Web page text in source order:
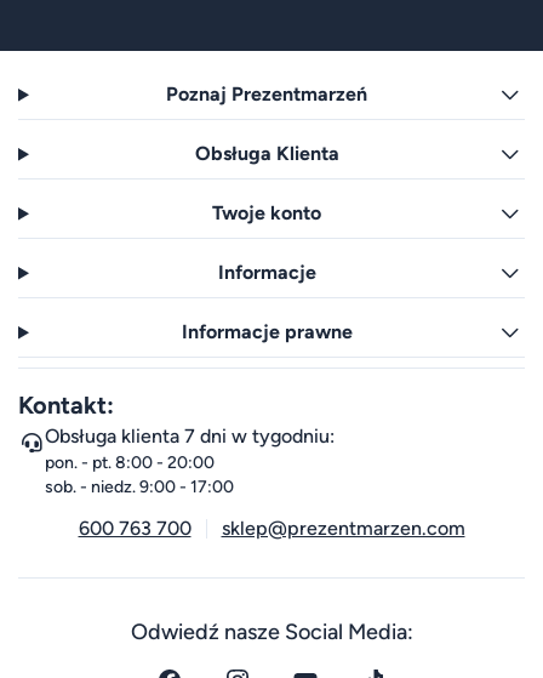
Poznaj Prezentmarzeń
Obsługa Klienta
Twoje konto
Informacje
Informacje prawne
Kontakt:
Obsługa klienta 7 dni w tygodniu:
pon. - pt. 8:00 - 20:00
sob. - niedz. 9:00 - 17:00
600 763 700 sklep@prezentmarzen.com
Odwiedź nasze Social Media: